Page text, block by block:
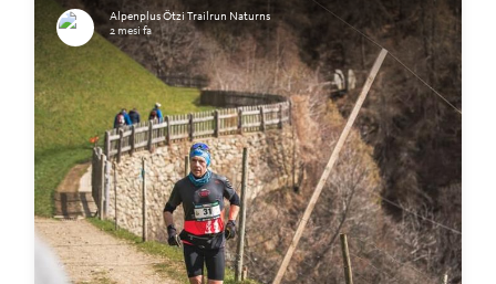
Alpenplus Ötzi Trailrun Naturns
2 mesi fa